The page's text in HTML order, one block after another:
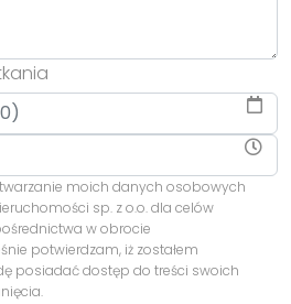
moich danych osobowych
sp. z o.o. dla celów
w obrocie
potwierdzam, iż zostałem
posiadać dostęp do treści swoich